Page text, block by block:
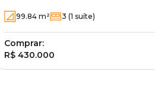
99.84 m² 3 (1 suíte)
Comprar:
R$ 430.000